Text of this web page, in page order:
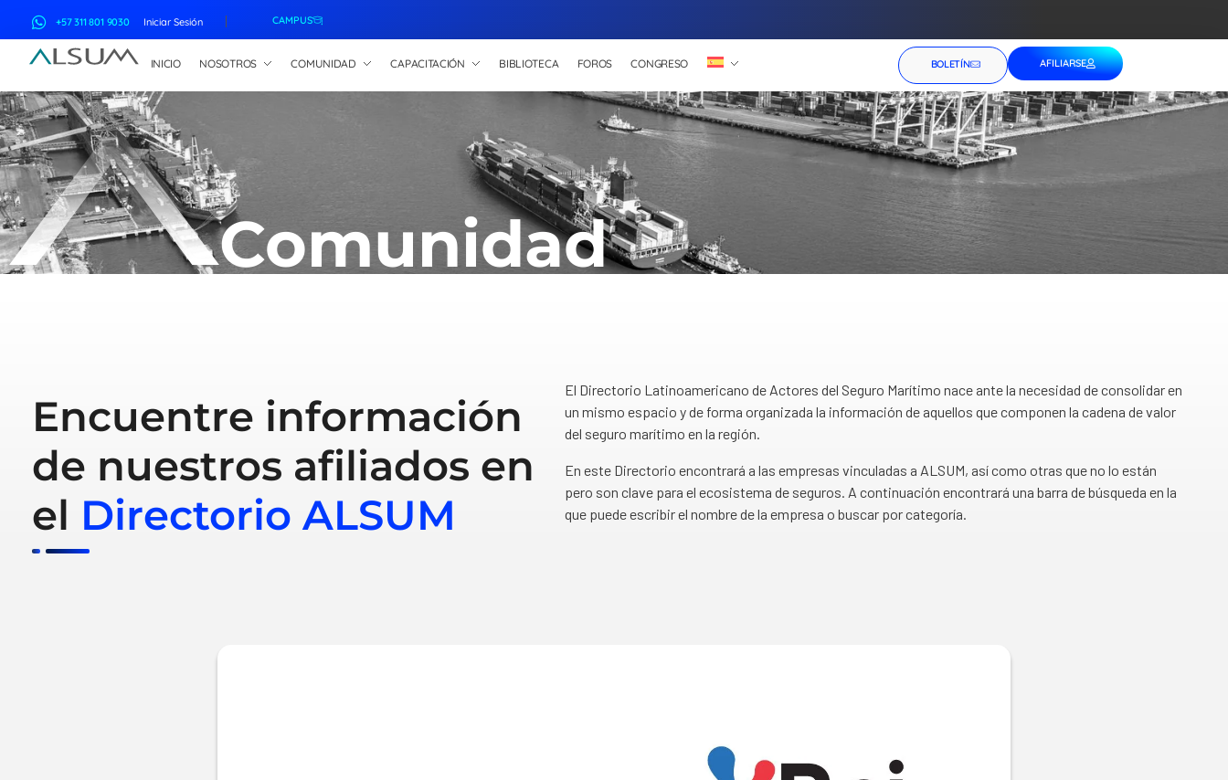
+57 311 801 9030 Iniciar Sesión CAMPUS
INICIO NOSOTROS COMUNIDAD CAPACITACIÓN BIBLIOTECA FOROS CONGRESO BOLETÍN AFILIARSE
Comunidad
Encuentre información
de nuestros afiliados en
el Directorio ALSUM
El Directorio Latinoamericano de Actores del Seguro Marítimo nace ante la necesidad de consolidar en
un mismo espacio y de forma organizada la información de aquellos que componen la cadena de valor
del seguro marítimo en la región.
En este Directorio encontrará a las empresas vinculadas a ALSUM, así como otras que no lo están
pero son clave para el ecosistema de seguros. A continuación encontrará una barra de búsqueda en la
que puede escribir el nombre de la empresa o buscar por categoría.